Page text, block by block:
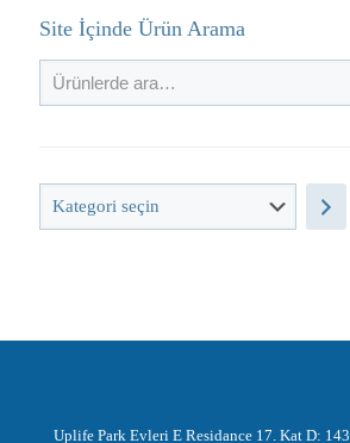
Site İçinde Ürün Arama
Kategori
Uplife Park Evleri E Residance 17. Kat D: 143